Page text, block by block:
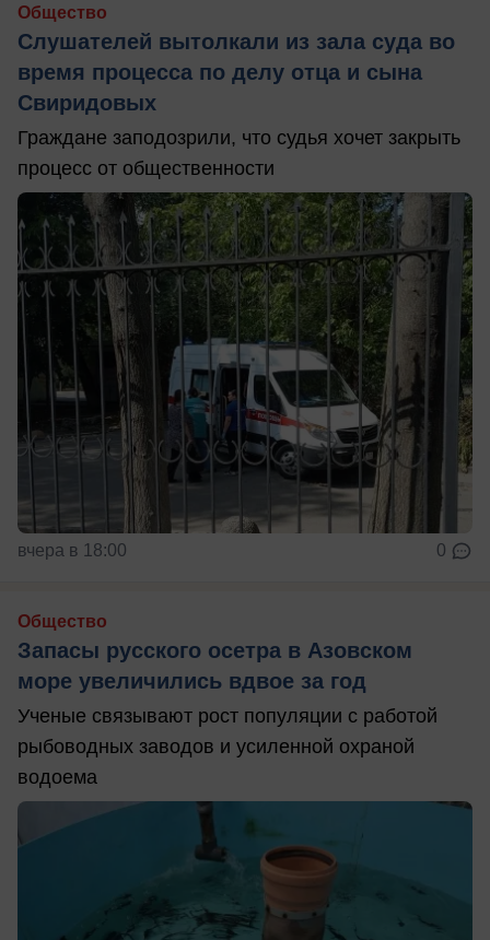
Общество
Слушателей вытолкали из зала суда во
время процесса по делу отца и сына
Свиридовых
Граждане заподозрили, что судья хочет закрыть
процесс от общественности
вчера в 18:00 0
Общество
Запасы русского осетра в Азовском
море увеличились вдвое за год
Ученые связывают рост популяции с работой
рыбоводных заводов и усиленной охраной
водоема